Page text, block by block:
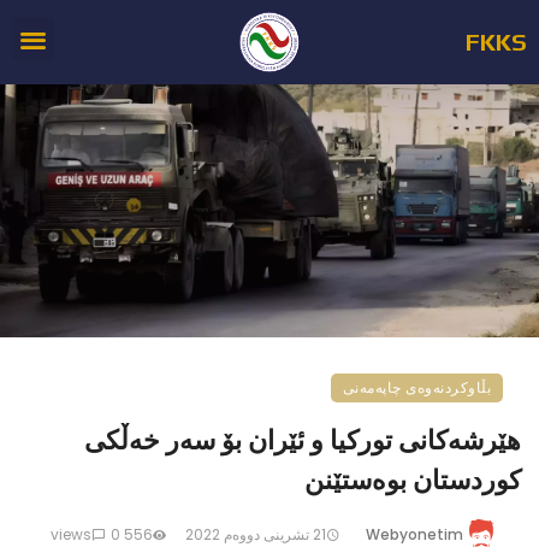
FKKS
بڵاوکردنەوەی چاپەمەنی
هێرشەکانی تورکیا و ئێران بۆ سەر خەڵکی
کوردستان بوەستێنن
Webyonetim 21 تشرینی دووه‌م 2022 556 views
0